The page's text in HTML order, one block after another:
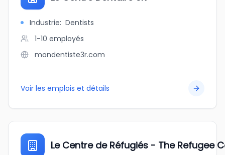
Industrie: Dentists
1-10 employés
mondentiste3r.com
Voir les emplois et détails
Le Centre de Réfugiés - The Refugee